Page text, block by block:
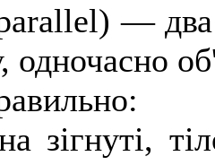
— два
одночасно
зігнуті,